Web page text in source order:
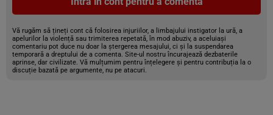
Vă rugăm să țineți cont că folosirea injuriilor, a limbajului instigator la ură, a
apelurilor la violență sau trimiterea repetată, în mod abuziv, a aceluiași
comentariu pot duce nu doar la ștergerea mesajului, ci și la suspendarea
temporară a dreptului de a comenta. Site-ul nostru încurajează dezbaterile
aprinse, dar civilizate. Vă mulțumim pentru înțelegere și pentru contribuția la o
discuție bazată pe argumente, nu pe atacuri.